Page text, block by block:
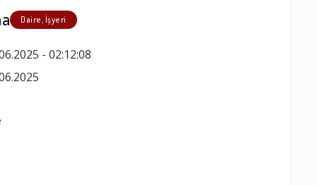
Daire, İşyeri
- 02:12:08